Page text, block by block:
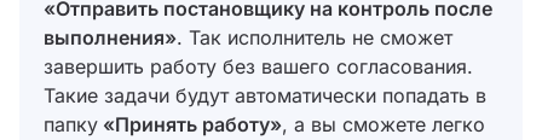
«Отправить постановщику на контроль после
выполнения». Так исполнитель не сможет
завершить работу без вашего согласования.
Такие задачи будут автоматически попадать в
папку «Принять работу», а вы сможете легко